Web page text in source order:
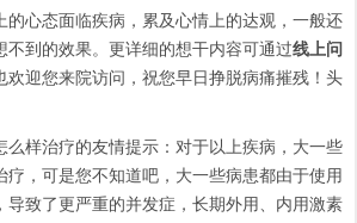
的心态面临疾病，累及心情上的达观，一般还
不到的效果。更详细的想干内容可通过线上问
欢迎您来院访问，祝您早日挣脱病痛摧残！头
样治疗的友情提示：对于以上疾病，大一些
疗，可是您不知道吧，大一些病患都由于使用
导致了更严重的并发症，长期外用、内用激素